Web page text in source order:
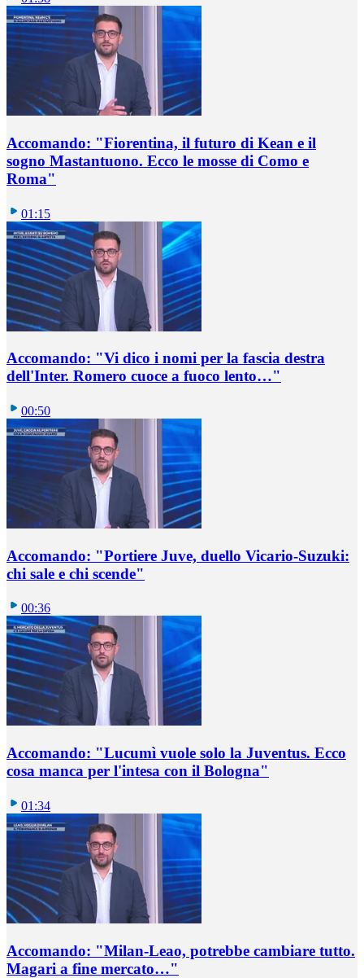
Accomando: "Fiorentina, il futuro di Kean e il
sogno Mastantuono. Ecco le mosse di Como e
Roma"
01:15
Accomando: "Vi dico i nomi per la fascia destra
dell'Inter. Romero cuoce a fuoco lento…"
00:50
Accomando: "Portiere Juve, duello Vicario-Suzuki:
chi sale e chi scende"
00:36
Accomando: "Lucumì vuole solo la Juventus. Ecco
cosa manca per l'intesa con il Bologna"
01:34
Accomando: "Milan-Leao, potrebbe cambiare tutto.
Magari a fine mercato…"